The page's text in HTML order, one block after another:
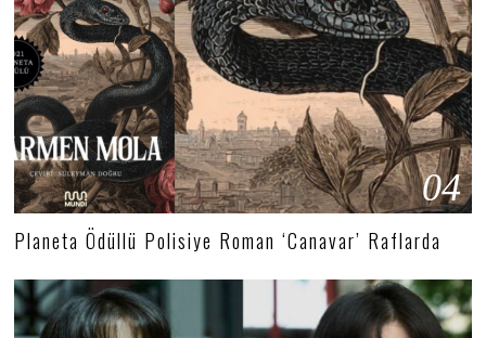
04
Planeta Ödüllü Polisiye Roman ‘Canavar’ Raflarda